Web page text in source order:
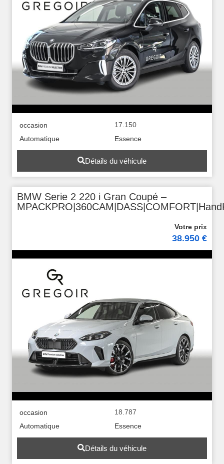
occasion
17.150
Automatique
Essence
Détails du véhicule
BMW Serie 2 220 i Gran Coupé –
38.950 €
occasion
18.787
Automatique
Essence
Détails du véhicule